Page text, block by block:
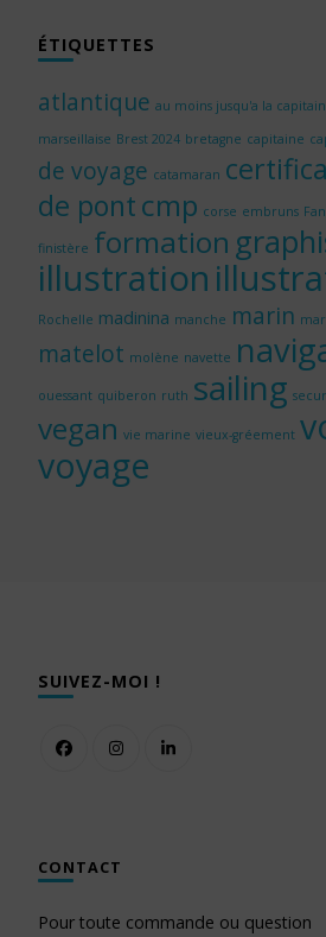
ÉTIQUETTES
atlantique au moins jusqu'a la
marseillaise Brest 2024 bretagne capitaine
de voyage catamaran
de pontcmp corse embruns
finistère formation
illustration
Rochelle madinina manche marin
matelot molène navette
ouessant quiberon ruth sailing
vegan vie marine vieux-gréement
voyage
SUIVEZ-MOI !
CONTACT
Pour toute commande ou question